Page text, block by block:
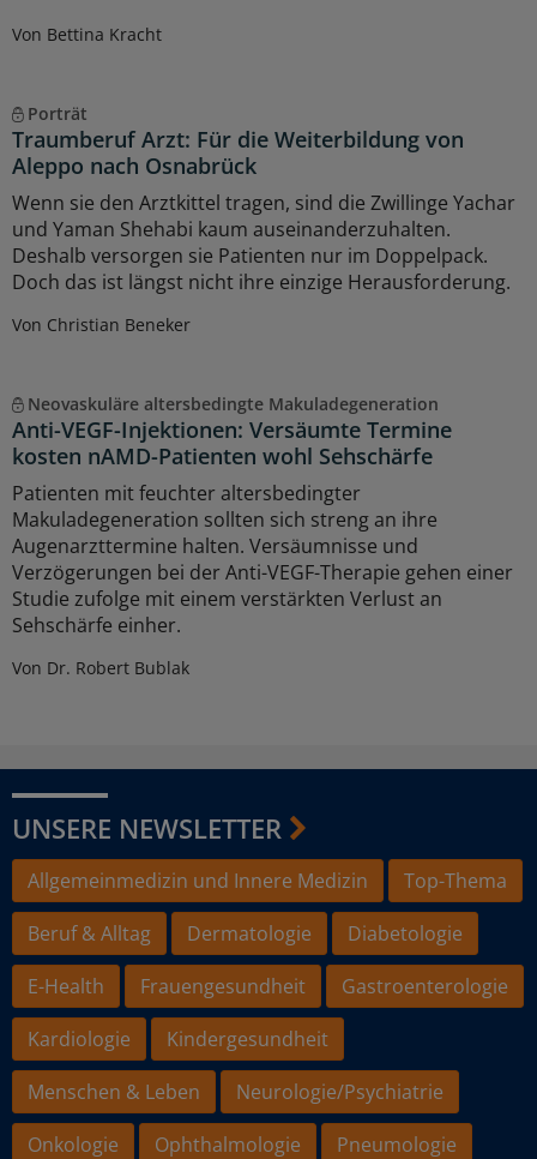
Von Bettina Kracht
Porträt
Traumberuf Arzt: Für die Weiterbildung von
Aleppo nach Osnabrück
Wenn sie den Arztkittel tragen, sind die Zwillinge Yachar
und Yaman Shehabi kaum auseinanderzuhalten.
Deshalb versorgen sie Patienten nur im Doppelpack.
Doch das ist längst nicht ihre einzige Herausforderung.
Von Christian Beneker
Neovaskuläre altersbedingte Makuladegeneration
Anti-VEGF-Injektionen: Versäumte Termine
kosten nAMD-Patienten wohl Sehschärfe
Patienten mit feuchter altersbedingter
Makuladegeneration sollten sich streng an ihre
Augenarzttermine halten. Versäumnisse und
Verzögerungen bei der Anti-VEGF-Therapie gehen einer
Studie zufolge mit einem verstärkten Verlust an
Sehschärfe einher.
Von Dr. Robert Bublak
UNSERE NEWSLETTER
Allgemeinmedizin und Innere Medizin
Top-Thema
Beruf & Alltag
Dermatologie
Diabetologie
E-Health
Frauengesundheit
Gastroenterologie
Kardiologie
Kindergesundheit
Menschen & Leben
Neurologie/Psychiatrie
Onkologie
Ophthalmologie
Pneumologie